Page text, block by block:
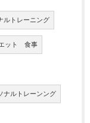
トレーニング
ット 食事
ルトレーンング